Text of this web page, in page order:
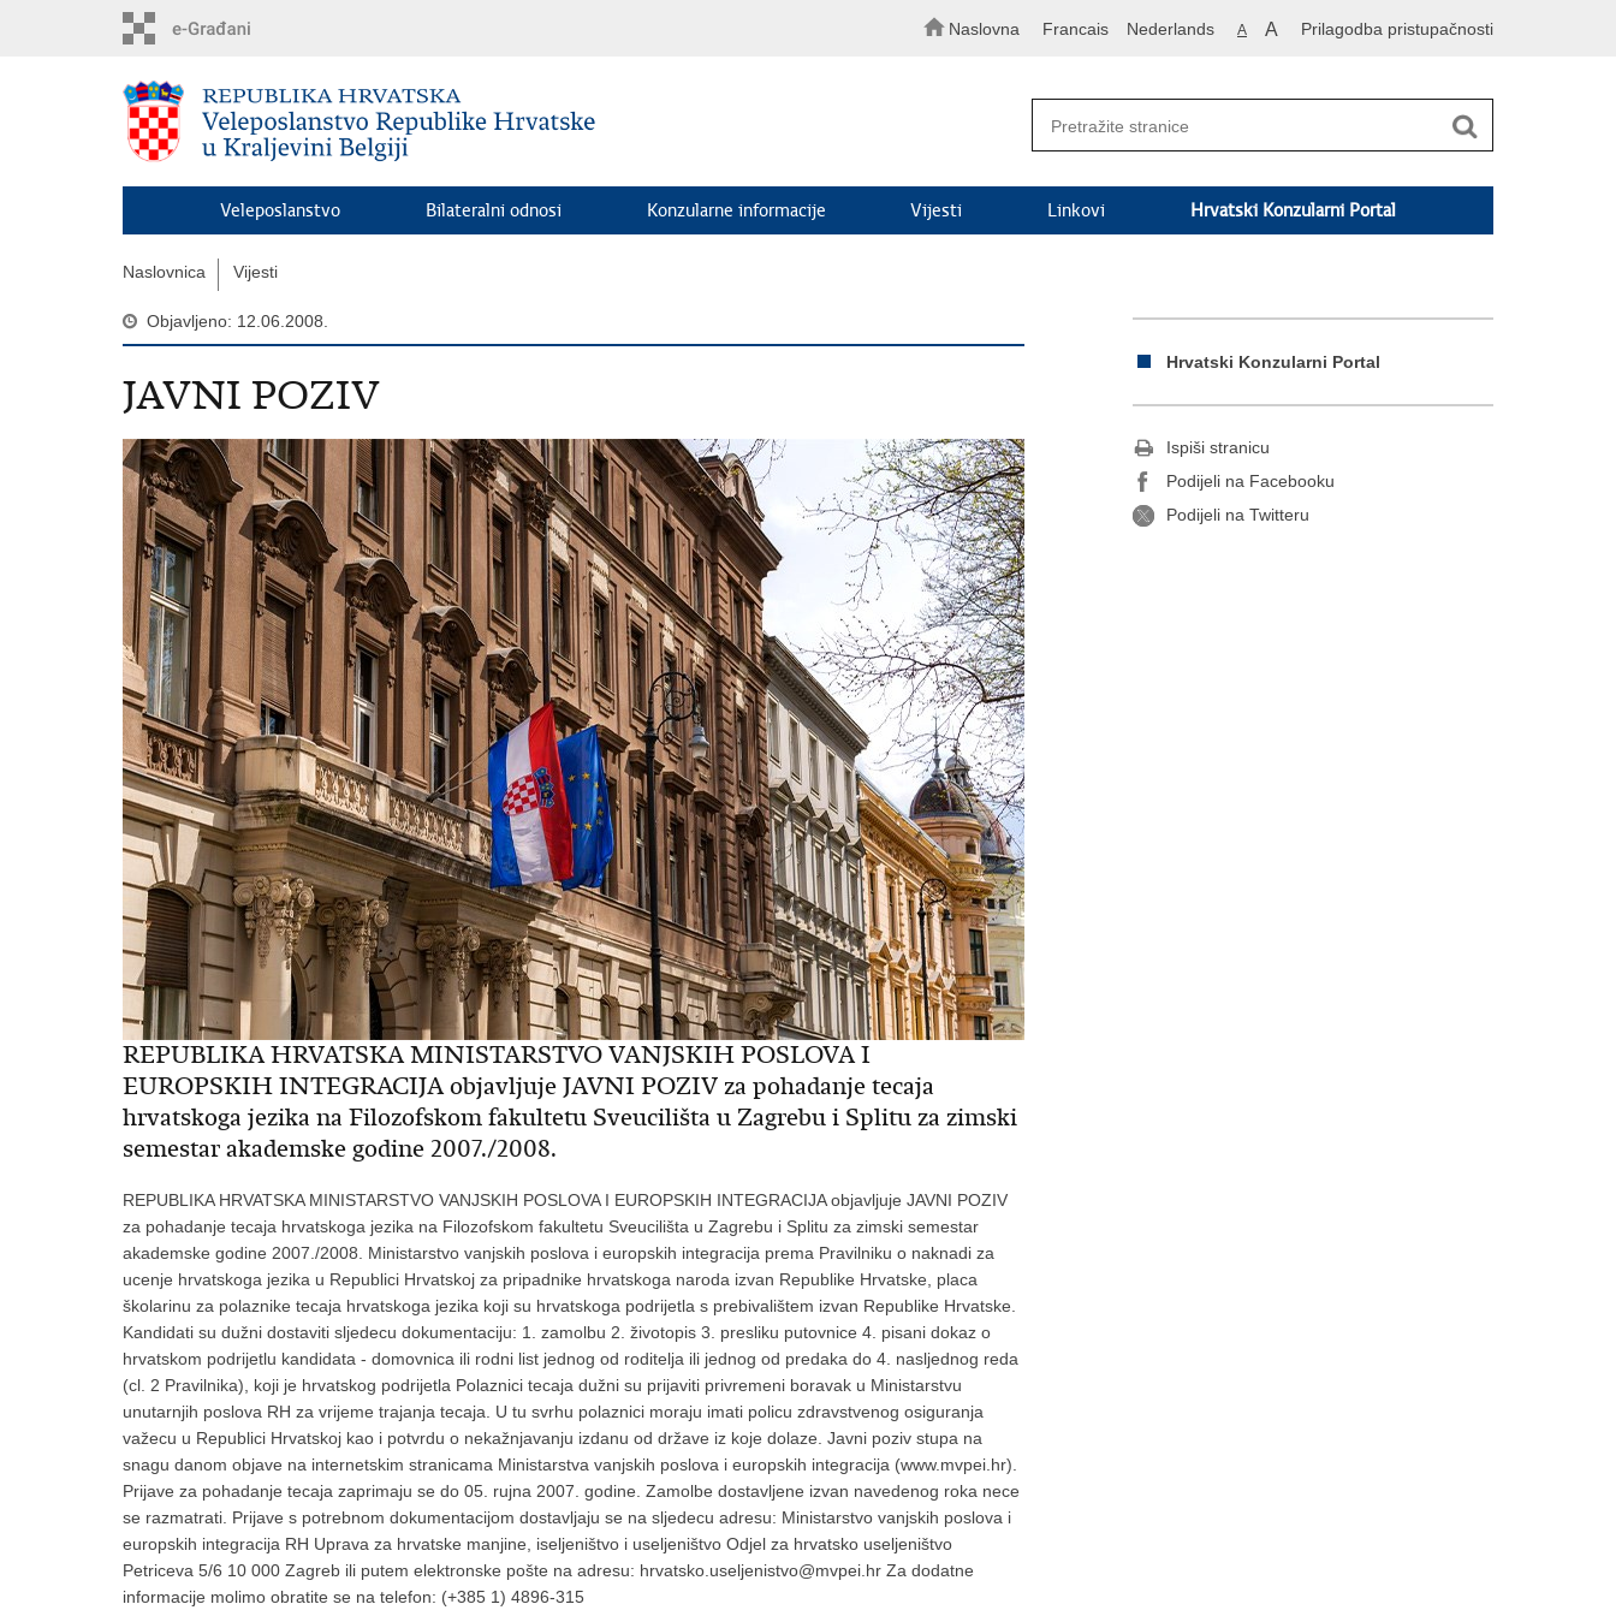
Naslovna Francais Nederlands A A Prilagodba pristupačnosti
Veleposlanstvo Bilateralni odnosi Konzularne informacije Vijesti Linkovi Hrvatski Konzularni Portal
Naslovnica Vijesti
Objavljeno: 12.06.2008.
JAVNI POZIV
REPUBLIKA HRVATSKA MINISTARSTVO VANJSKIH POSLOVA I
EUROPSKIH INTEGRACIJA objavljuje JAVNI POZIV za pohadanje tecaja
hrvatskoga jezika na Filozofskom fakultetu Sveucilišta u Zagrebu i Splitu za zimski
semestar akademske godine 2007./2008.
REPUBLIKA HRVATSKA MINISTARSTVO VANJSKIH POSLOVA I EUROPSKIH INTEGRACIJA objavljuje JAVNI POZIV
za pohadanje tecaja hrvatskoga jezika na Filozofskom fakultetu Sveucilišta u Zagrebu i Splitu za zimski semestar
akademske godine 2007./2008. Ministarstvo vanjskih poslova i europskih integracija prema Pravilniku o naknadi za
ucenje hrvatskoga jezika u Republici Hrvatskoj za pripadnike hrvatskoga naroda izvan Republike Hrvatske, placa
školarinu za polaznike tecaja hrvatskoga jezika koji su hrvatskoga podrijetla s prebivalištem izvan Republike Hrvatske.
Kandidati su dužni dostaviti sljedecu dokumentaciju: 1. zamolbu 2. životopis 3. presliku putovnice 4. pisani dokaz o
hrvatskom podrijetlu kandidata - domovnica ili rodni list jednog od roditelja ili jednog od predaka do 4. nasljednog reda
(cl. 2 Pravilnika), koji je hrvatskog podrijetla Polaznici tecaja dužni su prijaviti privremeni boravak u Ministarstvu
unutarnjih poslova RH za vrijeme trajanja tecaja. U tu svrhu polaznici moraju imati policu zdravstvenog osiguranja
važecu u Republici Hrvatskoj kao i potvrdu o nekažnjavanju izdanu od države iz koje dolaze. Javni poziv stupa na
snagu danom objave na internetskim stranicama Ministarstva vanjskih poslova i europskih integracija (www.mvpei.hr).
Prijave za pohadanje tecaja zaprimaju se do 05. rujna 2007. godine. Zamolbe dostavljene izvan navedenog roka nece
se razmatrati. Prijave s potrebnom dokumentacijom dostavljaju se na sljedecu adresu: Ministarstvo vanjskih poslova i
europskih integracija RH Uprava za hrvatske manjine, iseljeništvo i useljeništvo Odjel za hrvatsko useljeništvo
Petriceva 5/6 10 000 Zagreb ili putem elektronske pošte na adresu: hrvatsko.useljenistvo@mvpei.hr Za dodatne
informacije molimo obratite se na telefon: (+385 1) 4896-315
Hrvatski Konzularni Portal
Ispiši stranicu
Podijeli na Facebooku
Podijeli na Twitteru